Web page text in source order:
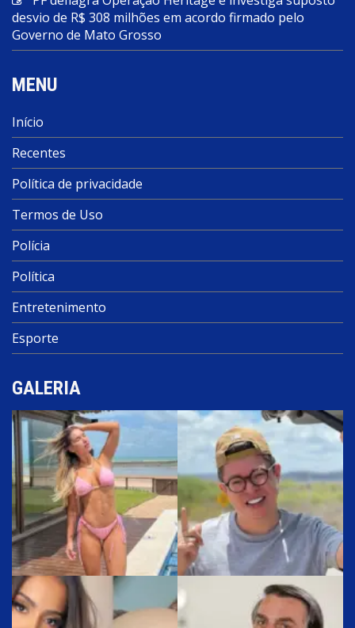
desvio de R$ 308 milhões em acordo firmado pelo
Governo de Mato Grosso
MENU
Início
Recentes
Política de privacidade
Termos de Uso
Polícia
Política
Entretenimento
Esporte
GALERIA